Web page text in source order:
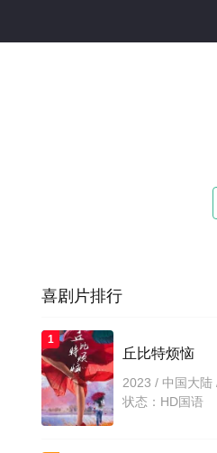
喜剧片排行
1
丘比特烦恼
2023 / 中国大陆
状态：HD国语